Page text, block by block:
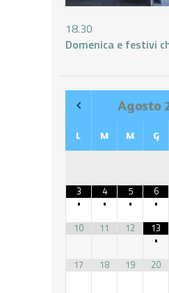
18.30
Domenica e festivi
Agosto
L M M G
3
•
4
•
5
•
6
•
10 11 12
13
•
17
18 19 20